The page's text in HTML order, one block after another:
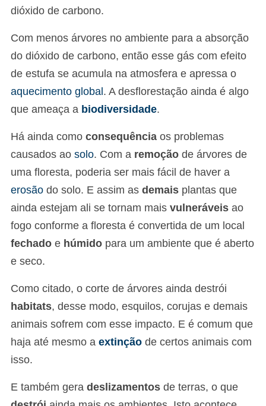
dióxido de carbono.
Com menos árvores no ambiente para a absorção
do dióxido de carbono, então esse gás com efeito
de estufa se acumula na atmosfera e apressa o
aquecimento global. A desflorestação ainda é algo
que ameaça a biodiversidade.
Há ainda como consequência os problemas
causados ao solo. Com a remoção de árvores de
uma floresta, poderia ser mais fácil de haver a
erosão do solo. E assim as demais plantas que
ainda estejam ali se tornam mais vulneráveis ao
fogo conforme a floresta é convertida de um local
fechado e húmido para um ambiente que é aberto
e seco.
Como citado, o corte de árvores ainda destrói
habitats, desse modo, esquilos, corujas e demais
animais sofrem com esse impacto. E é comum que
haja até mesmo a extinção de certos animais com
isso.
E também gera deslizamentos de terras, o que